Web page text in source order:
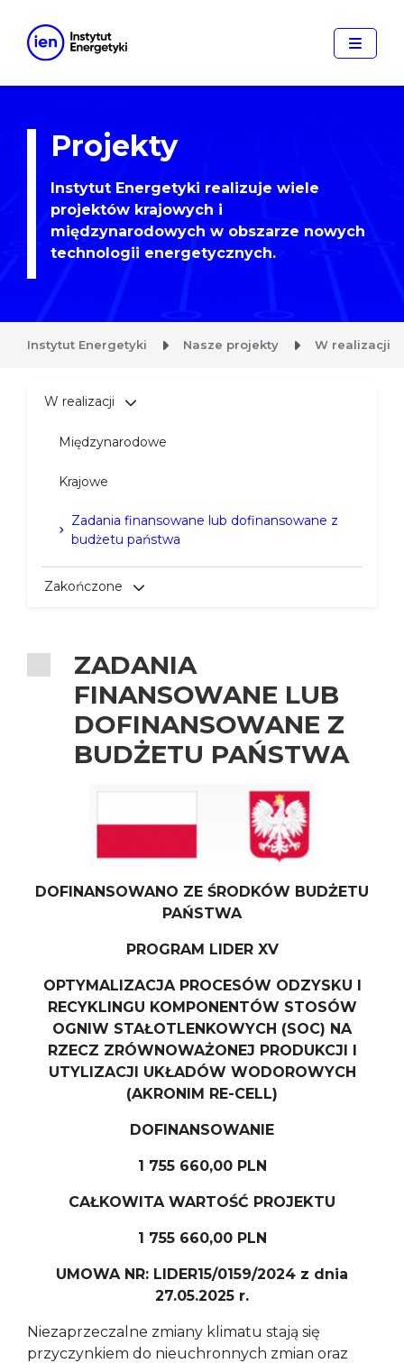
Projekty
Instytut Energetyki realizuje wiele
projektów krajowych i
międzynarodowych w obszarze nowych
technologii energetycznych.
Instytut Energetyki Nasze projekty W realizacji
W realizacji
Międzynarodowe
Krajowe
Zadania finansowane lub dofinansowane z
budżetu państwa
Zakończone
ZADANIA
FINANSOWANE LUB
DOFINANSOWANE Z
BUDŻETU PAŃSTWA
DOFINANSOWANO ZE ŚRODKÓW BUDŻETU
PAŃSTWA
PROGRAM LIDER XV
OPTYMALIZACJA PROCESÓW ODZYSKU I
RECYKLINGU KOMPONENTÓW STOSÓW
OGNIW STAŁOTLENKOWYCH (SOC) NA
RZECZ ZRÓWNOWAŻONEJ PRODUKCJI I
UTYLIZACJI UKŁADÓW WODOROWYCH
(AKRONIM RE-CELL)
DOFINANSOWANIE
1 755 660,00 PLN
CAŁKOWITA WARTOŚĆ PROJEKTU
1 755 660,00 PLN
UMOWA NR: LIDER15/0159/2024 z dnia
27.05.2025 r.
Niezaprzeczalne zmiany klimatu stają się
przyczynkiem do nieuchronnych zmian oraz